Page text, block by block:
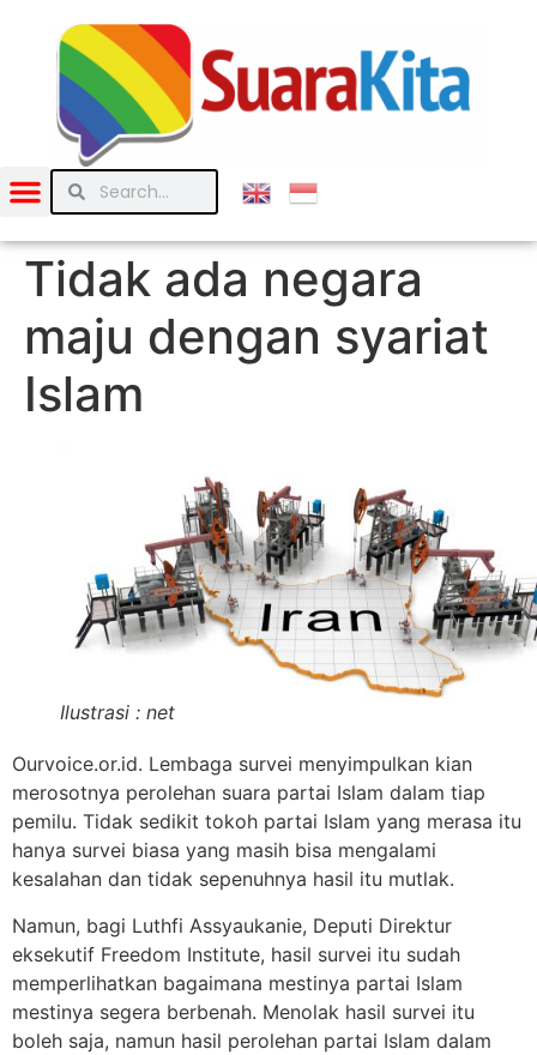
Tidak ada negara
maju dengan syariat
Islam
Ilustrasi : net
Ourvoice.or.id. Lembaga survei menyimpulkan kian
merosotnya perolehan suara partai Islam dalam tiap
pemilu. Tidak sedikit tokoh partai Islam yang merasa itu
hanya survei biasa yang masih bisa mengalami
kesalahan dan tidak sepenuhnya hasil itu mutlak.
Namun, bagi Luthfi Assyaukanie, Deputi Direktur
eksekutif Freedom Institute, hasil survei itu sudah
memperlihatkan bagaimana mestinya partai Islam
mestinya segera berbenah. Menolak hasil survei itu
boleh saja, namun hasil perolehan partai Islam dalam